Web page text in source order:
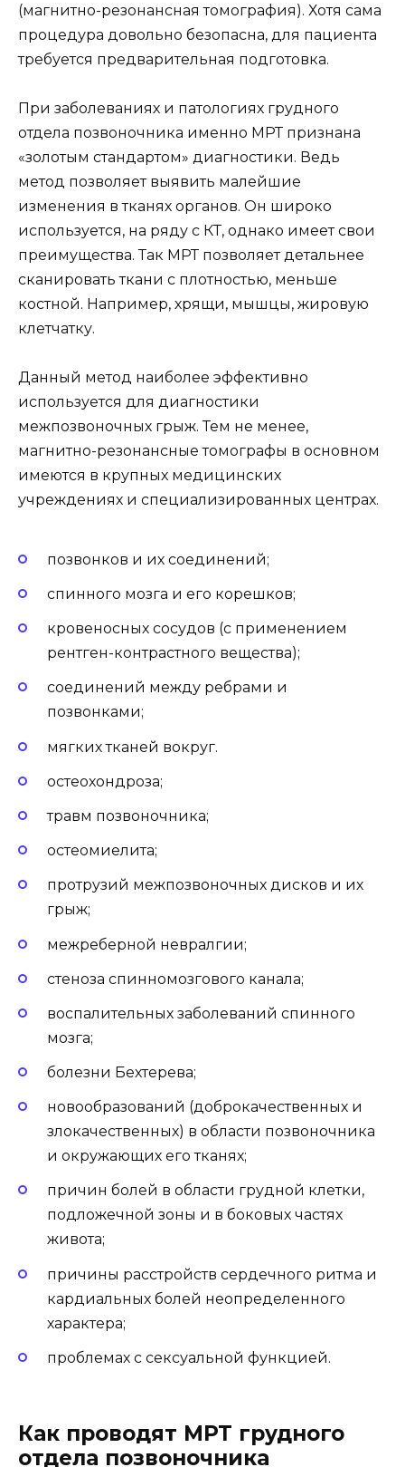
(магнитно-резонансная томография). Хотя сама
процедура довольно безопасна, для пациента
требуется предварительная подготовка.
При заболеваниях и патологиях грудного
отдела позвоночника именно МРТ признана
«золотым стандартом» диагностики. Ведь
метод позволяет выявить малейшие
изменения в тканях органов. Он широко
используется, на ряду с КТ, однако имеет свои
преимущества. Так МРТ позволяет детальнее
сканировать ткани с плотностью, меньше
костной. Например, хрящи, мышцы, жировую
клетчатку.
Данный метод наиболее эффективно
используется для диагностики
межпозвоночных грыж. Тем не менее,
магнитно-резонансные томографы в основном
имеются в крупных медицинских
учреждениях и специализированных центрах.
позвонков и их соединений;
спинного мозга и его корешков;
кровеносных сосудов (с применением
рентген-контрастного вещества);
соединений между ребрами и
позвонками;
мягких тканей вокруг.
остеохондроза;
травм позвоночника;
остеомиелита;
протрузий межпозвоночных дисков и их
грыж;
межреберной невралгии;
стеноза спинномозгового канала;
воспалительных заболеваний спинного
мозга;
болезни Бехтерева;
новообразований (доброкачественных и
злокачественных) в области позвоночника
и окружающих его тканях;
причин болей в области грудной клетки,
подложечной зоны и в боковых частях
живота;
причины расстройств сердечного ритма и
кардиальных болей неопределенного
характера;
проблемах с сексуальной функцией.
Как проводят МРТ грудного
отдела позвоночника